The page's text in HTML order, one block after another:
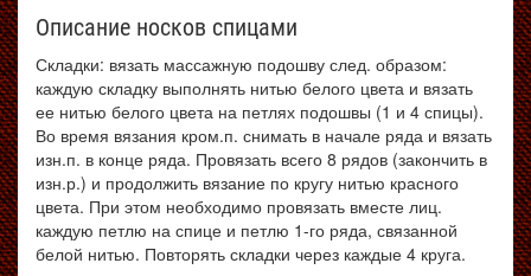
Описание носков спицами
Складки: вязать массажную подошву след. образом:
каждую складку выполнять нитью белого цвета и вязать
ее нитью белого цвета на петлях подошвы (1 и 4 спицы).
Во время вязания кром.п. снимать в начале ряда и вязать
изн.п. в конце ряда. Провязать всего 8 рядов (закончить в
изн.р.) и продолжить вязание по кругу нитью красного
цвета. При этом необходимо провязать вместе лиц.
каждую петлю на спице и петлю 1-го ряда, связанной
белой нитью. Повторять складки через каждые 4 круга.